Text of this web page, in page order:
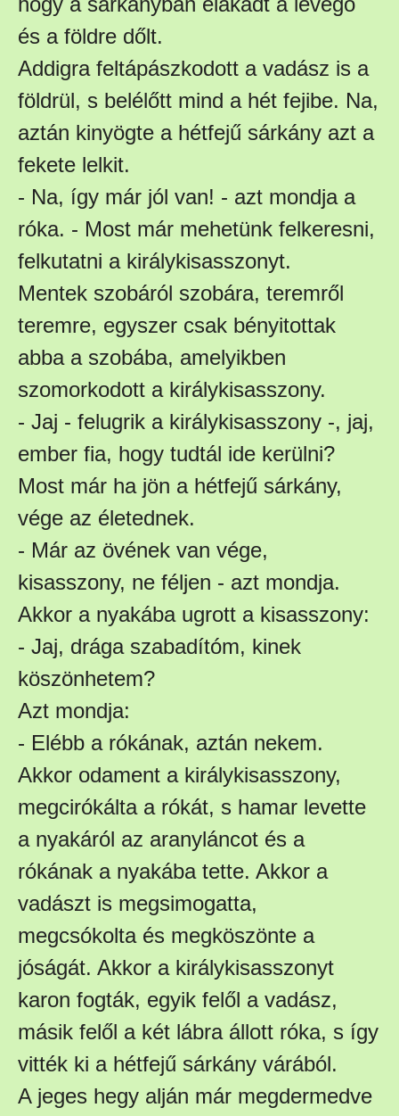
és a földre dőlt.
Addigra feltápászkodott a vadász is a
földrül, s belélőtt mind a hét fejibe. Na,
aztán kinyögte a hétfejű sárkány azt a
fekete lelkit.
- Na, így már jól van! - azt mondja a
róka. - Most már mehetünk felkeresni,
felkutatni a királykisasszonyt.
Mentek szobáról szobára, teremről
teremre, egyszer csak bényitottak
abba a szobába, amelyikben
szomorkodott a királykisasszony.
- Jaj - felugrik a királykisasszony -, jaj,
ember fia, hogy tudtál ide kerülni?
Most már ha jön a hétfejű sárkány,
vége az életednek.
- Már az övének van vége,
kisasszony, ne féljen - azt mondja.
Akkor a nyakába ugrott a kisasszony:
- Jaj, drága szabadítóm, kinek
köszönhetem?
Azt mondja:
- Elébb a rókának, aztán nekem.
Akkor odament a királykisasszony,
megcirókálta a rókát, s hamar levette
a nyakáról az aranyláncot és a
rókának a nyakába tette. Akkor a
vadászt is megsimogatta,
megcsókolta és megköszönte a
jóságát. Akkor a királykisasszonyt
karon fogták, egyik felől a vadász,
másik felől a két lábra állott róka, s így
vitték ki a hétfejű sárkány várából.
A jeges hegy alján már megdermedve